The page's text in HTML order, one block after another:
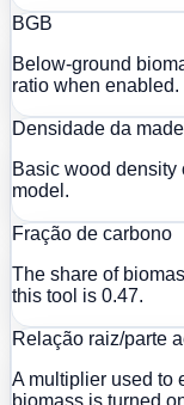
BGB
Below-ground
ratio when enabled.
Densidade da
Basic wood density
model.
Fração de carbono
The share of
this tool is 0.47.
Relação raiz/parte
A multiplier used to
biomass is turned